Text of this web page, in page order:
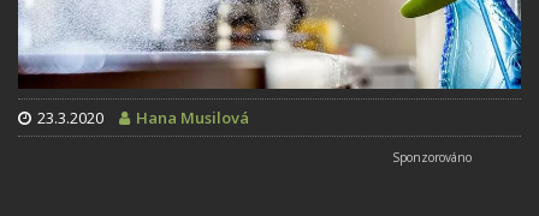
23.3.2020 Hana Musilová